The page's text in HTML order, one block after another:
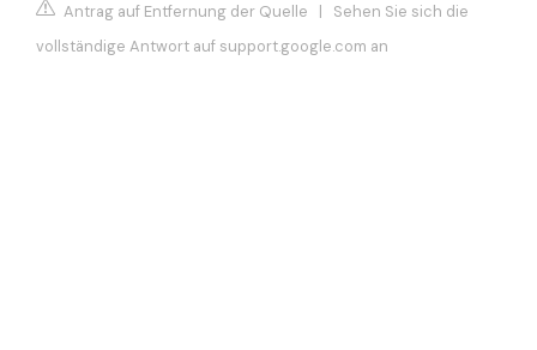
Antrag auf Entfernung der Quelle | Sehen Sie sich die
vollständige Antwort auf support.google.com an